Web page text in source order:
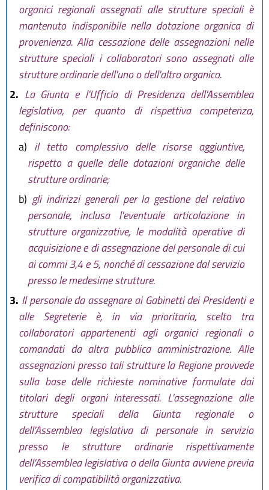
febbraio 2010, n. 4, modificato
comma 12 daart. 4 L.R. 18
novembre 2014, n. 24 , sostituito
comma 5 daart. 13 L.R. 12 marzo
2015 n. 1 , ancora aggiunto
comma 12 bis daart. 7 L.R. 9
maggio 2016, n. 7 . In seguito
sostituiti commi 4, 5 e 12 bis e
lett. b) comma 6, modificati lett. b)
comma 2, commi 10 e 11 e
aggiunto comma 5 bis daart. 2
L.R. 20 dicembre 2018, n. 21 .
Infine aggiunto comma 12 ter da
art 4 L.R. 3 giugno 2019, n. 5
organici regionali assegnati alle strutture speciali è
mantenuto indisponibile nella dotazione organica di
provenienza. Alla cessazione delle assegnazioni nelle
strutture speciali i collaboratori sono assegnati alle
strutture ordinarie dell'uno o dell'altro organico.
2. La Giunta e l'Ufficio di Presidenza dell'Assemblea
legislativa, per quanto di rispettiva competenza,
definiscono:
a) il tetto complessivo delle risorse aggiuntive,
rispetto a quelle delle dotazioni organiche delle
strutture ordinarie;
b) gli indirizzi generali per la gestione del relativo
personale, inclusa l'eventuale articolazione in
strutture organizzative, le modalità operative di
acquisizione e di assegnazione del personale di cui
ai commi 3,4 e 5, nonché di cessazione dal servizio
presso le medesime strutture.
3. Il personale da assegnare ai Gabinetti dei Presidenti e
alle Segreterie è, in via prioritaria, scelto tra
collaboratori appartenenti agli organici regionali o
comandati da altra pubblica amministrazione. Alle
assegnazioni presso tali strutture la Regione provvede
sulla base delle richieste nominative formulate dai
titolari degli organi interessati. L'assegnazione alle
strutture speciali della Giunta regionale o
dell'Assemblea legislativa di personale in servizio
presso le strutture ordinarie rispettivamente
dell'Assemblea legislativa o della Giunta avviene previa
verifica di compatibilità organizzativa.